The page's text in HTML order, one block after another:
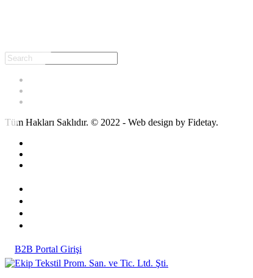
Tüm Hakları Saklıdır. © 2022 - Web design by Fidetay.
B2B Portal Girişi